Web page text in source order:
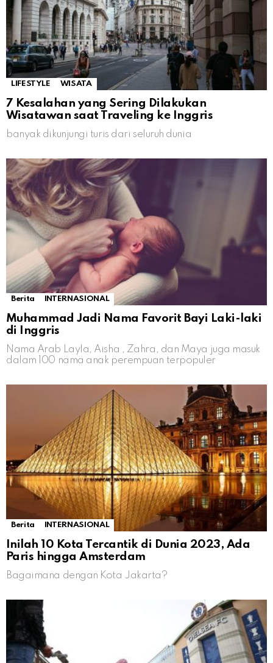
LIFESTYLE WISATA
7 Kesalahan yang Sering Dilakukan
Wisatawan saat Traveling ke Inggris
banyak dikunjungi turis dari seluruh dunia
Berita INTERNASIONAL
Muhammad Jadi Nama Favorit Bayi Laki-laki
di Inggris
Nama Arab Layla, Aisha , Zahra, dan Maya juga masuk
dalam 100 nama anak perempuan terpopuler
Berita INTERNASIONAL
Inilah 10 Kota Tercantik di Dunia 2023, Ada
Paris hingga Amsterdam
Bagaimana dengan Kota Jakarta?